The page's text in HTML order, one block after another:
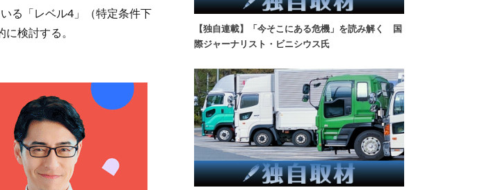
る「レベル4」（特定条件下
検討する。
【独自連載】「今そこにある危機」を読み解く 国
際ジャーナリスト・ビニシウス氏